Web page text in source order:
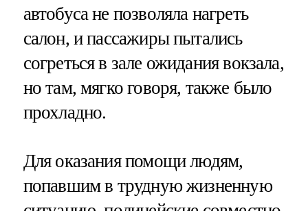
автобуса не позволяла нагреть
салон, и пассажиры пытались
согреться в зале ожидания вокзала,
но там, мягко говоря, также было
прохладно.
Для оказания помощи людям,
попавшим в трудную жизненную